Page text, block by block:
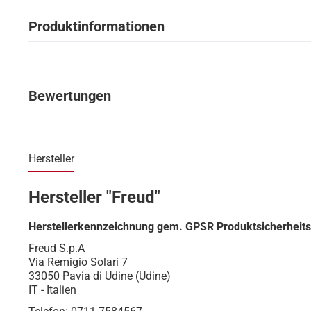
Produktinformationen
Bewertungen
Hersteller
Hersteller "Freud"
Herstellerkennzeichnung gem. GPSR
Freud S.p.A
Via Remigio Solari 7
33050 Pavia di Udine (Udine)
IT - Italien